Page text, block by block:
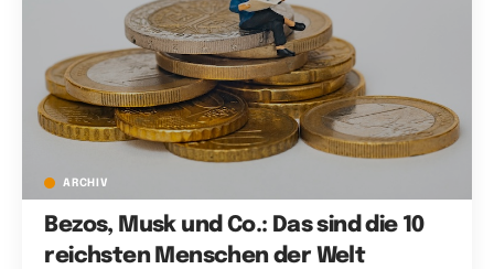
ARCHIV
Bezos, Musk und Co.: Das sind die 10
reichsten Menschen der Welt